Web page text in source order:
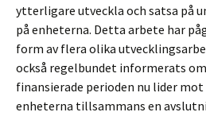
ytterligare utveckla och satsa på
på enheterna. Detta arbete har
form av flera olika
också regelbundet informerats
finansierade perioden nu lider
enheterna tillsammans en